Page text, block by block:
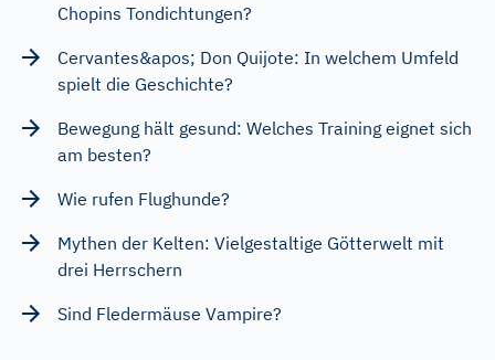
Chopins Tondichtungen?
Cervantes&apos; Don Quijote: In welchem Umfeld
spielt die Geschichte?
Bewegung hält gesund: Welches Training eignet sich
am besten?
Wie rufen Flughunde?
Mythen der Kelten: Vielgestaltige Götterwelt mit
drei Herrschern
Sind Fledermäuse Vampire?